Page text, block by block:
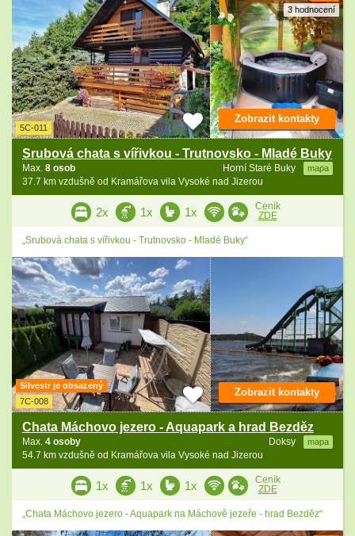
3 hodnocení
5C-011
Srubová chata s vířivkou - Trutnovsko - Mladé Buky
Horní Staré Buky mapa
Max. 8 osob
37.7 km vzdušně od Kramářova vila Vysoké nad Jizerou
Zobrazit kontakty
2x 1x 1x
Ceník
ZDE
„Srubová chata s vířivkou - Trutnovsko - Mladé Buky“
Silvestr je obsazený
7C-008
Chata Máchovo jezero - Aquapark a hrad Bezděz
Doksy mapa
Max. 4 osoby
54.7 km vzdušně od Kramářova vila Vysoké nad Jizerou
Zobrazit kontakty
1x 1x 1x
Ceník
ZDE
„Chata Máchovo jezero - Aquapark na Máchově jezeře - hrad Bezděz“